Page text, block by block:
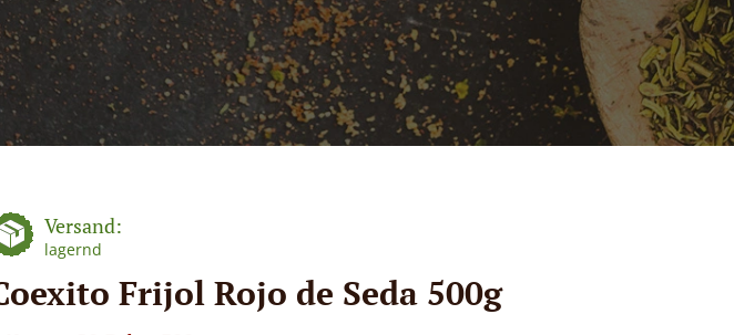
Versand:
lagernd
Frijol Rojo de Seda 500g